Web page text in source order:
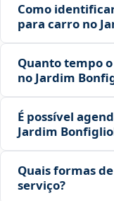
Como
para carro no
Quanto tempo
no Jardim
É possível
Jardim
Quais formas
serviço?